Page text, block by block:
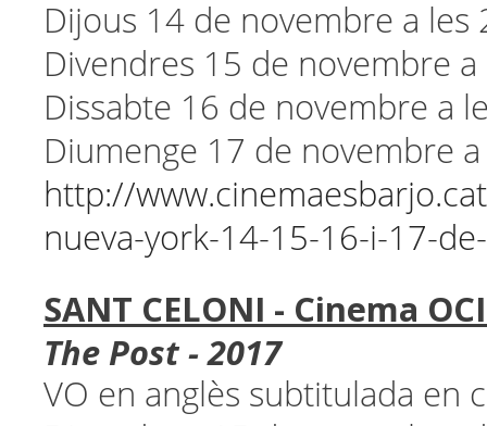
Dijous 14 de novembre a les
Divendres 15 de novembre a
Dissabte 16 de novembre a
Diumenge 17 de novembre
http://
nueva-york-14-15-16-i-17-
SANT CELONI - Cinema
The Post - 2017
VO en anglès subtitulada en